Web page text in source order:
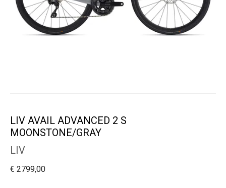
LIV AVAIL ADVANCED 2 S
MOONSTONE/GRAY
LIV
€ 2799,00